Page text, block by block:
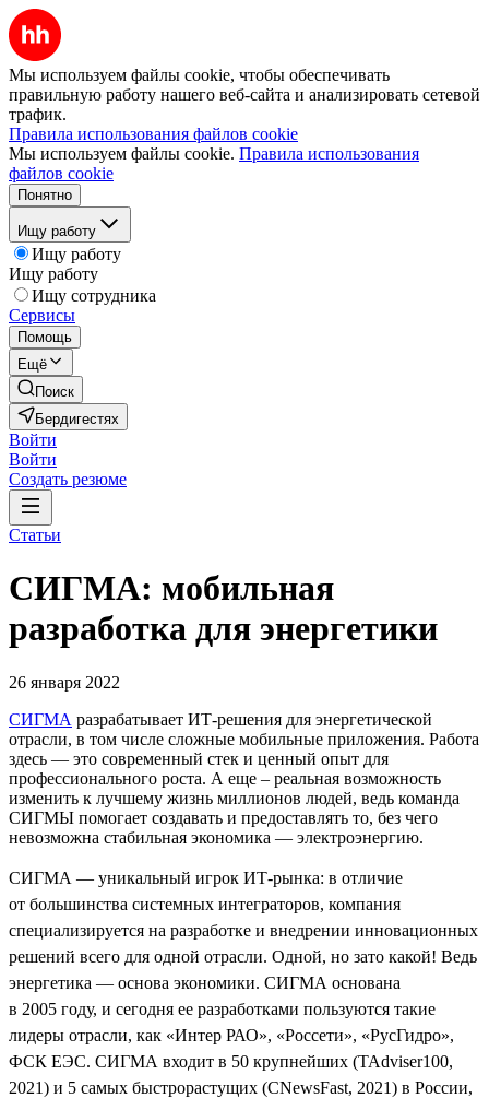
Мы используем файлы cookie, чтобы обеспечивать
правильную работу нашего веб-сайта и анализировать сетевой
трафик.
Правила использования файлов cookie
Мы используем файлы cookie. Правила использования
файлов cookie
Понятно
Ищу работу
Ищу работу
Ищу работу
Ищу сотрудника
Сервисы
Помощь
Ещё
Поиск
Бердигестях
Войти
Войти
Создать резюме
Статьи
СИГМА: мобильная
разработка для энергетики
26 января 2022
СИГМА разрабатывает ИТ-решения для энергетической
отрасли, в том числе сложные мобильные приложения. Работа
здесь — это современный стек и ценный опыт для
профессионального роста. А еще – реальная возможность
изменить к лучшему жизнь миллионов людей, ведь команда
СИГМЫ помогает создавать и предоставлять то, без чего
невозможна стабильная экономика — электроэнергию.
СИГМА — уникальный игрок ИТ-рынка: в отличие
от большинства системных интеграторов, компания
специализируется на разработке и внедрении инновационных
решений всего для одной отрасли. Одной, но зато какой! Ведь
энергетика — основа экономики. СИГМА основана
в 2005 году, и сегодня ее разработками пользуются такие
лидеры отрасли, как «Интер РАО», «Россети», «РусГидро»,
ФСК ЕЭС. СИГМА входит в 50 крупнейших (TAdviser100,
2021) и 5 самых быстрорастущих (CNewsFast, 2021) в России,